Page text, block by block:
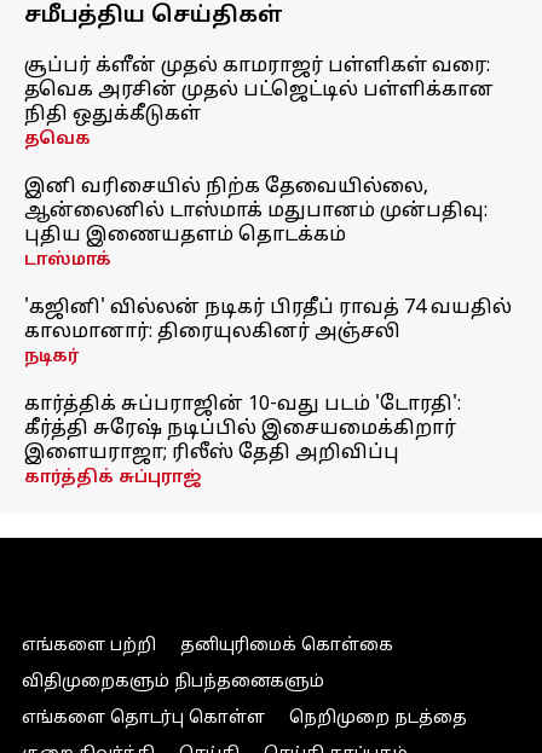
சமீபத்திய செய்திகள்
சூப்பர் க்ளீன் முதல் காமராஜர் பள்ளிகள் வரை:
தவெக அரசின் முதல் பட்ஜெட்டில் பள்ளிக்கான
நிதி ஒதுக்கீடுகள்
தவெக
இனி வரிசையில் நிற்க தேவையில்லை,
ஆன்லைனில் டாஸ்மாக் மதுபானம் முன்பதிவு:
புதிய இணையதளம் தொடக்கம்
டாஸ்மாக்
'கஜினி' வில்லன் நடிகர் பிரதீப் ராவத் 74 வயதில்
காலமானார்: திரையுலகினர் அஞ்சலி
நடிகர்
கார்த்திக் சுப்பராஜின் 10-வது படம் 'டோரதி':
கீர்த்தி சுரேஷ் நடிப்பில் இசையமைக்கிறார்
இளையராஜா; ரிலீஸ் தேதி அறிவிப்பு
கார்த்திக் சுப்புராஜ்
எங்களை பற்றி
தனியுரிமைக் கொள்கை
விதிமுறைகளும் நிபந்தனைகளும்
எங்களை தொடர்பு கொள்ள
நெறிமுறை நடத்தை